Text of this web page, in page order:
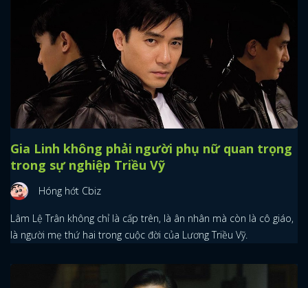
Gia Linh không phải người phụ nữ quan trọng
trong sự nghiệp Triều Vỹ
Hóng hớt Cbiz
Lâm Lệ Trân không chỉ là cấp trên, là ân nhân mà còn là cô giáo,
là người mẹ thứ hai trong cuộc đời của Lương Triều Vỹ.